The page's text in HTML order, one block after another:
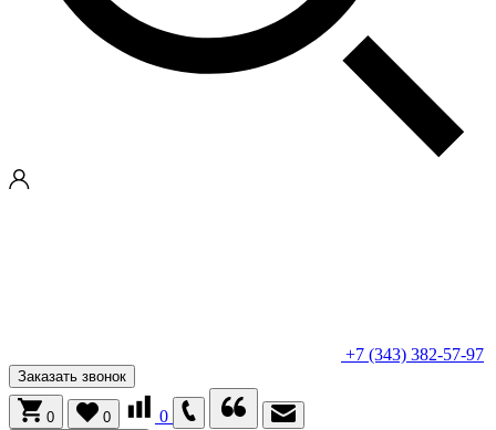
+7 (343) 382-57-97
Заказать звонок
0 0 0